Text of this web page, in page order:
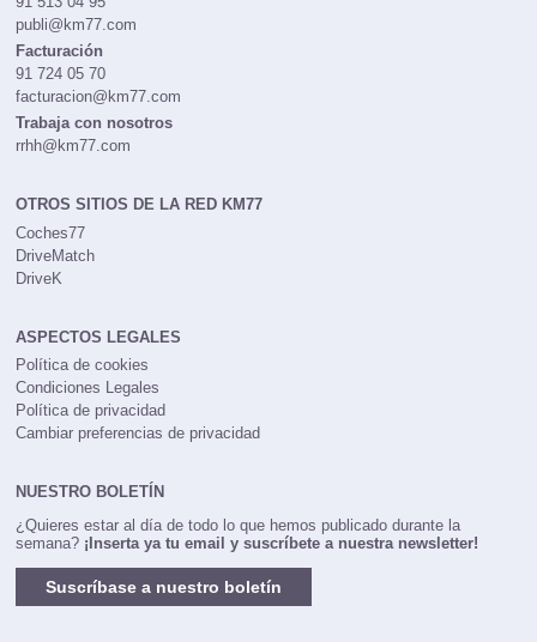
publi@km77.com
Facturación
91 724 05 70
facturacion@km77.com
Trabaja con nosotros
rrhh@km77.com
OTROS SITIOS DE LA RED KM77
Coches77
DriveMatch
DriveK
ASPECTOS LEGALES
Política de cookies
Condiciones Legales
Política de privacidad
Cambiar preferencias de privacidad
NUESTRO BOLETÍN
¿Quieres estar al día de todo lo que hemos publicado durante la
semana? ¡Inserta ya tu email y suscríbete a nuestra newsletter!
Suscríbase a nuestro boletín